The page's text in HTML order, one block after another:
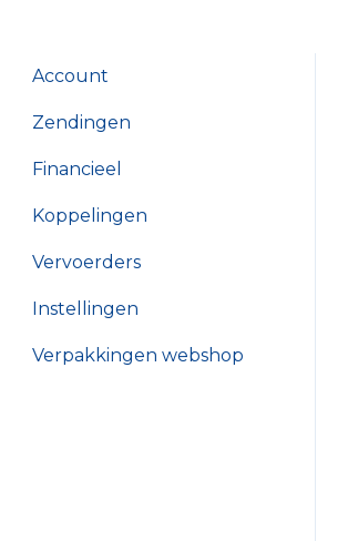
Account
Zendingen
Financieel
Koppelingen
Vervoerders
Instellingen
Verpakkingen webshop